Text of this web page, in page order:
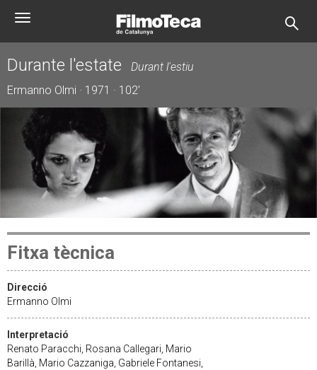
Toggle
Durante l'estate
Durant l'estiu
Ermanno Olmi · 1971 · 102'
Fitxa tècnica
Direcció
Ermanno Olmi
Interpretació
Renato Paracchi, Rosana Callegari, Mario
Barillà, Mario Cazzaniga, Gabriele Fontanesi,